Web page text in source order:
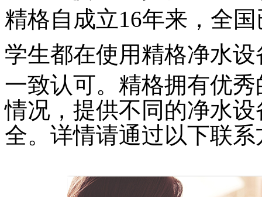
精格自成立16年来，全
学生都在使用精格净水设
一致认可。精格拥有优
情况，提供不同的净水设
全。详情请通过以下联